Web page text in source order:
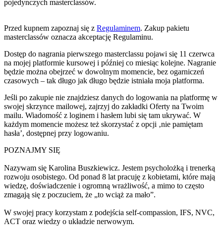
pojedynczych masterclassów.
Przed kupnem zapoznaj się z Regulaminem. Zakup pakietu
masterclassów oznacza akceptację Regulaminu.
Dostęp do nagrania pierwszego masterclassu pojawi się 11 czerwca
na mojej platformie kursowej i później co miesiąc kolejne. Nagranie
będzie można obejrzeć w dowolnym momencie, bez ogarniczeń
czasowych – tak długo jak długo będzie istniała moja platforma.
Jeśli po zakupie nie znajdziesz danych do logowania na platformę w
swojej skrzynce mailowej, zajrzyj do zakładki Oferty na Twoim
mailu. Wiadomość z loginem i hasłem lubi się tam ukrywać. W
każdym momencie możesz też skorzystać z opcji ‚nie pamiętam
hasła’, dostępnej przy logowaniu.
POZNAJMY SIĘ
Nazywam się Karolina Buszkiewicz. Jestem psycholożką i trenerką
rozwoju osobistego. Od ponad 8 lat pracuję z kobietami, które mają
wiedzę, doświadczenie i ogromną wrażliwość, a mimo to często
zmagają się z poczuciem, że „to wciąż za mało”.
W swojej pracy korzystam z podejścia self-compassion, IFS, NVC,
ACT oraz wiedzy o układzie nerwowym.